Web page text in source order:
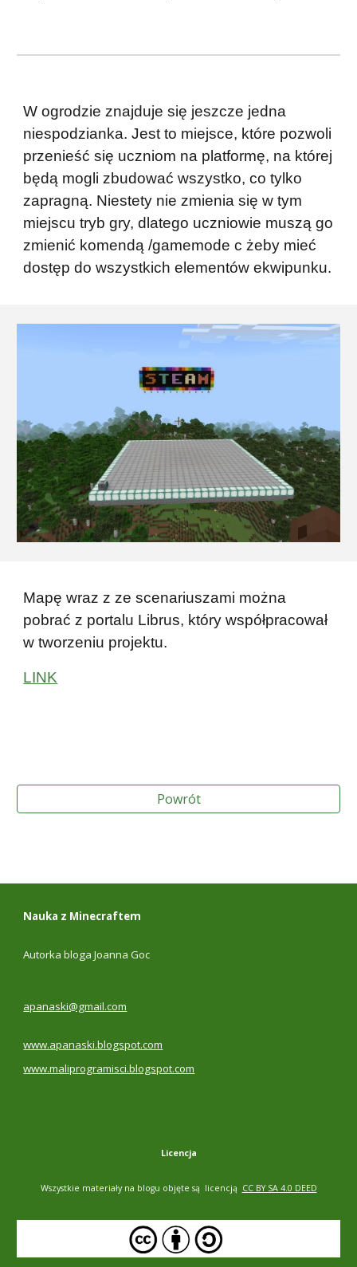
W ogrodzie znajduje się jeszcze jedna
niespodzianka. Jest to miejsce, które pozwoli
przenieść się uczniom na platformę, na której
będą mogli zbudować wszystko, co tylko
zapragną. Niestety nie zmienia się w tym
miejscu tryb gry, dlatego uczniowie muszą go
zmienić komendą /gamemode c żeby mieć
dostęp do wszystkich elementów ekwipunku.
Mapę wraz z ze scenariuszami można
pobrać z portalu Librus, który współpracował
w tworzeniu projektu.
LINK
Powrót
Nauka z Minecraftem
Autorka bloga Joanna Goc
apanaski@gmail.com
www.apanaski.blogspot.com
www.maliprogramisci.blogspot.com
Licencja
Wszystkie materiały na blogu objęte są licencją CC BY SA 4.0 DEED